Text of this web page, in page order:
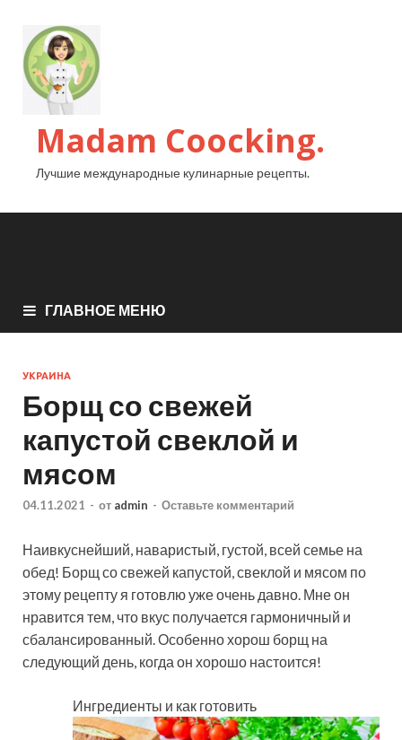
Madam Coocking.
Лучшие международные кулинарные рецепты.
ГЛАВНОЕ МЕНЮ
УКРАИНА
Борщ со свежей
капустой свеклой и
мясом
04.11.2021 - от admin - Оставьте комментарий
Наивкуснейший, наваристый, густой, всей семье на
обед! Борщ со свежей капустой, свеклой и мясом по
этому рецепту я готовлю уже очень давно. Мне он
нравится тем, что вкус получается гармоничный и
сбалансированный. Особенно хорош борщ на
следующий день, когда он хорошо настоится!
Ингредиенты и как готовить